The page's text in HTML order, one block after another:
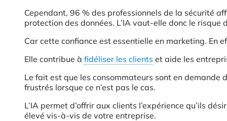
Cependant, 96 % des professionnels de la sécurité
protection des données. L’IA vaut-elle donc le risque
Car cette confiance est essentielle en marketing. En
Elle contribue à fidéliser les clients et aide les
Le fait est que les consommateurs sont en
frustrés lorsque ce n’est pas le cas.
L’IA permet d’offrir aux clients l’expérience qu’ils
élevé vis-à-vis de votre entreprise.